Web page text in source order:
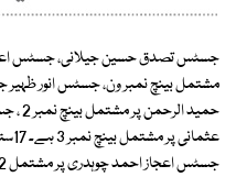
جسٹس تصدق حسین جیلانی، جسٹس
مشتمل بینچ نمبر ون، جسٹس انور
حمید